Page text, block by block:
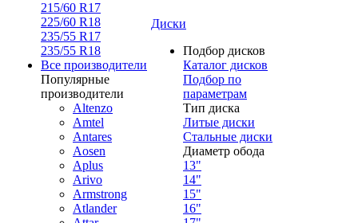
215/60 R17
225/60 R18
235/55 R17
235/55 R18
Все производители
Популярные
производители
Altenzo
Amtel
Antares
Aosen
Aplus
Arivo
Armstrong
Atlander
Диски
Подбор дисков
Каталог дисков
Подбор по
параметрам
Тип диска
Литые диски
Стальные диски
Диаметр обода
13"
14"
15"
16"